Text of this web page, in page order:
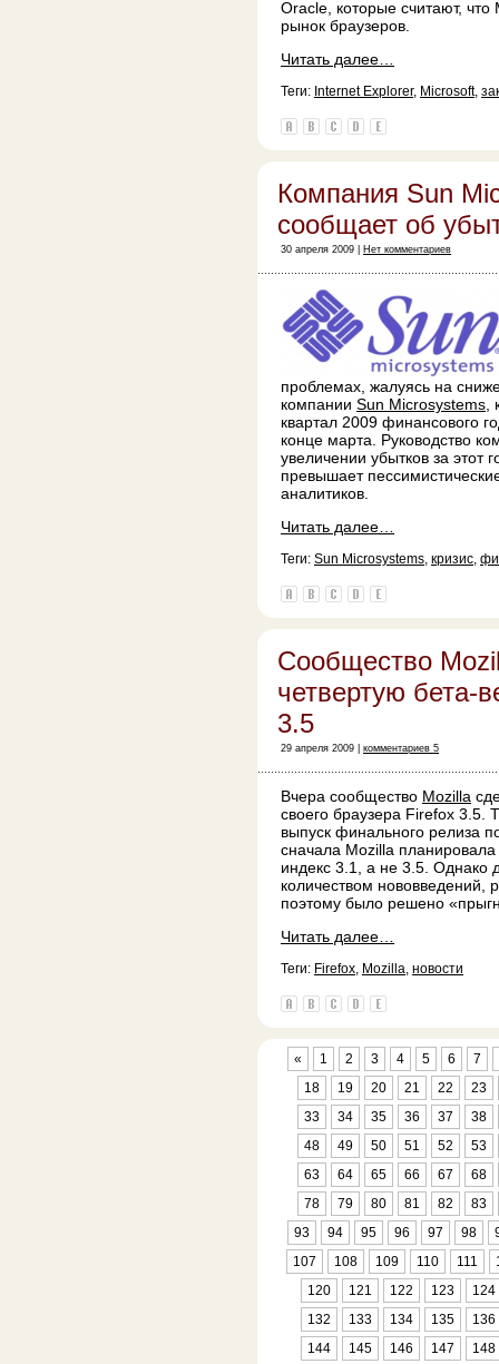
Oracle, которые считают,
рынок браузеров.
Читать далее…
Теги: Internet Explorer, Microsoft,
Компания Sun
сообщает об
30 апреля 2009 | Нет комментариев
проблемах, жалуясь на
компании Sun Microsystems
квартал 2009 финансового
конце марта. Руководство
увеличении убытков за этот
превышает
аналитиков.
Читать далее…
Теги: Sun Microsystems, кризис,
Сообщество
четвертую бета-
3.5
29 апреля 2009 | комментариев 5
Вчера сообщество Mozilla
своего браузера Firefox 3.5.
выпуск финального релиза
сначала Mozilla
индекс 3.1, а не 3.5. Однако
количеством нововведений,
поэтому было решено
Читать далее…
Теги: Firefox, Mozilla, новости
« 1 2 3 4 5 6 7
18
19 20 21 22
23
33
34 35 36 37
38
48
49 50 51 52
53
63
64 65 66 67
68
78
79 80 81 82
83
93
94 95 96 97 98
107
108 109 110 111
120
121 122 123
124
132
133 134 135
136
144
145 146 147
148